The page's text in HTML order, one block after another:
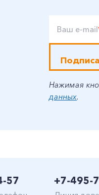
Ваш e-mail
Нажимая
данных.
57 +7-495-